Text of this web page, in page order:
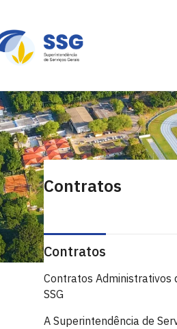
Contratos
Contratos
Contratos Administrativos
SSG
A Superintendência de